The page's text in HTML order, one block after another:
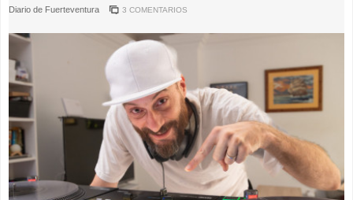
Diario de Fuerteventura 3 COMENTARIOS